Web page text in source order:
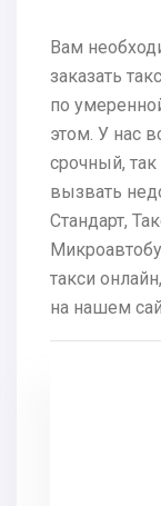
Вам
заказать
по
этом. У нас
срочный,
вызвать
Стандарт,
такси
на нашем